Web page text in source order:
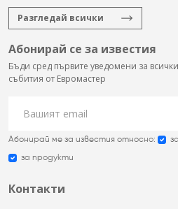
Разгледай всички
Абонирай се за известия
Бъди сред първите уведомени за
събития от Евромастер
Абонирай ме за известия относно:
за продукти
Контакти